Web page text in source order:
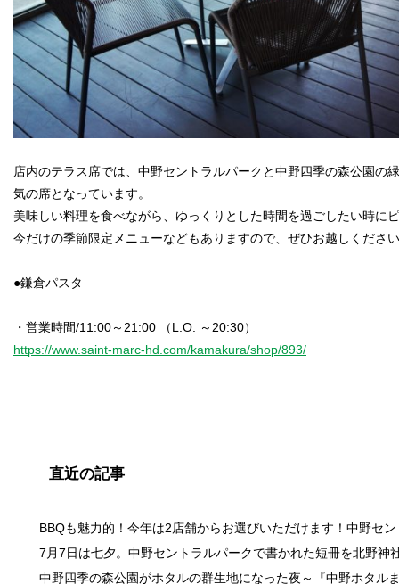
店内のテラス席では、中野セントラルパークと中野四季の森公園の
気の席となっています。
美味しい料理を食べながら、ゆっくりとした時間を過ごしたい時に
今だけの季節限定メニューなどもありますので、ぜひお越しくださ
●鎌倉パスタ
https://www.saint-marc-hd.com/kamakura/shop/893/
直近の記事
BBQも魅力的！今年は2店舗からお選びいただけます！中野セ
7月7日は七夕。中野セントラルパークで書かれた短冊を北野神
中野四季の森公園がホタルの群生地になった夜～『中野ホタル